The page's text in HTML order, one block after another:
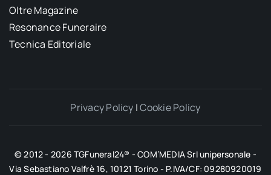
Oltre Magazine
Resonance Funeraire
Tecnica Editoriale
Privacy Policy |Cookie Policy
© 2012 - 2026 TGFuneral24® - COM’MEDIA Srl unipersonale -
Via Sebastiano Valfrè 16, 10121 Torino - P.IVA/CF: 09280920019